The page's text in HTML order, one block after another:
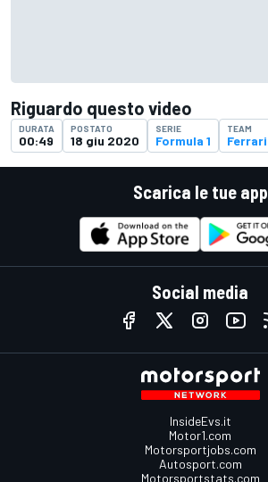
Riguardo questo video
DURATA
00:49
POSTATO
18 giu 2020
SERIE
Formula 1
TEAM
Ferrari
Scarica le tue app
Social media
InsideEvs.it
Motor1.com
Motorsportjobs.com
Autosport.com
Motorsportstats.com